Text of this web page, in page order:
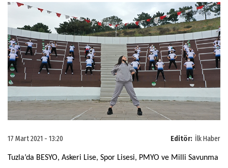
Editör: İlk Haber
17 Mart 2021 - 13:20
Tuzla’da BESYO, Askeri Lise, Spor Lisesi, PMYO ve Milli Savunma